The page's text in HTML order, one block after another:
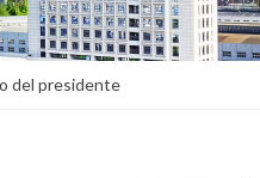
del presidente